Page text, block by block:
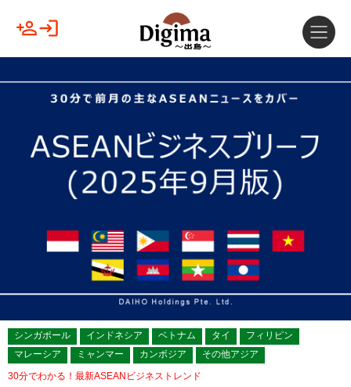
シンガポール インドネシア ベトナム タイ
フィリピン
マレーシア
ミャンマー カンボジア
その他アジア
30分でわかる！最新ASEANビジネストレンド